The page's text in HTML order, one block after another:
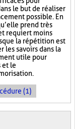
le but de réaliser
possible. En
prend très
requiert moins
la répétition est
les savoirs dans la
utile pour
et le
(1)